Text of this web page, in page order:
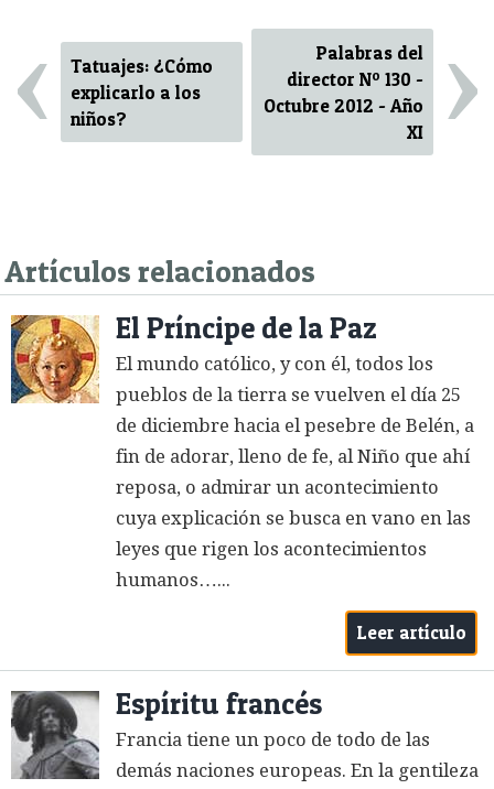
‹
Tatuajes: ¿Cómo
explicarlo a los
niños?
Palabras del
director Nº 130 -
Octubre 2012 - Año
XI
›
Artículos relacionados
El Príncipe de la Paz
El mundo católico, y con él, todos los
pueblos de la tierra se vuelven el día 25
de diciembre hacia el pesebre de Belén, a
fin de adorar, lleno de fe, al Niño que ahí
reposa, o admirar un acontecimiento
cuya explicación se busca en vano en las
leyes que rigen los acontecimientos
humanos…...
Leer artículo
Espíritu francés
Francia tiene un poco de todo de las
demás naciones europeas. En la gentileza